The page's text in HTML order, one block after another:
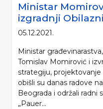
Ministar
izgradnji
05.12.2021.
Ministar
Tomislav Momirović i
strategiju, projektovanje
obišli su danas radove
Beograda i održali radni
„Pauer...